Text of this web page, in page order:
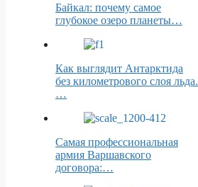
Байкал: почему самое
глубокое озеро планеты…
Как выглядит Антарктида
без километрового слоя льда.
…
Самая профессиональная
армия Варшавского
договора:…